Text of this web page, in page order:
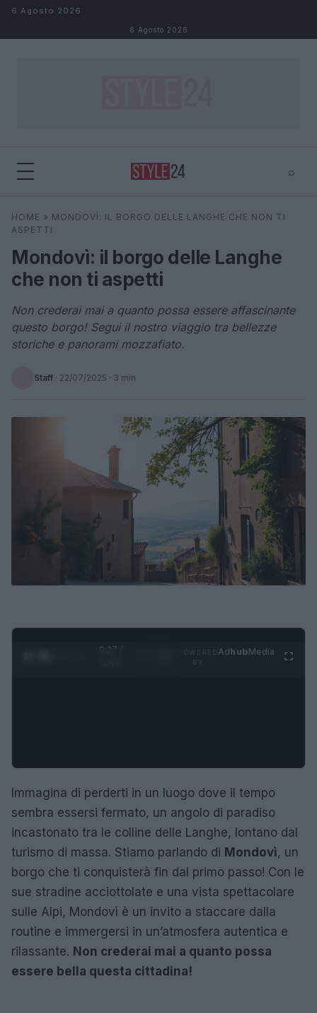
Salta al contenuto
6 Agosto 2026
6 Agosto 2026
⌕
Cerca ⌕
HOME » MONDOVÌ: IL BORGO DELLE LANGHE CHE NON TI
ASPETTI
Mondovì: il borgo delle Langhe
che non ti aspetti
Non crederai mai a quanto possa essere affascinante
questo borgo! Segui il nostro viaggio tra bellezze
storiche e panorami mozzafiato.
Staff · 22/07/2025 · 3 min
0:28 /
AdhubMedia
Immagina di perderti in un luogo dove il tempo
sembra essersi fermato, un angolo di paradiso
incastonato tra le colline delle Langhe, lontano dal
turismo di massa. Stiamo parlando di Mondovì, un
borgo che ti conquisterà fin dal primo passo! Con le
sue stradine acciottolate e una vista spettacolare
sulle Alpi, Mondovì è un invito a staccare dalla
routine e immergersi in un’atmosfera autentica e
rilassante. Non crederai mai a quanto possa
essere bella questa cittadina!